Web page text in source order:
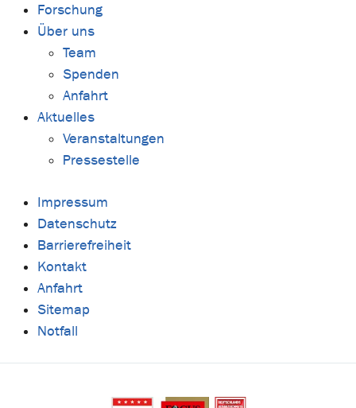
Forschung
Über uns
Team
Spenden
Anfahrt
Aktuelles
Veranstaltungen
Pressestelle
Impressum
Datenschutz
Barrierefreiheit
Kontakt
Anfahrt
Sitemap
Notfall